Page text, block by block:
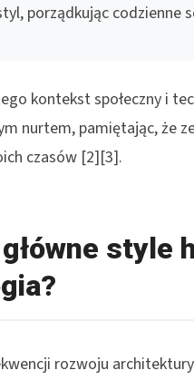
porządkując codzienne
kontekst społeczny i
nurtem, pamiętając, że
czasów [2][3].
style
rozwoju